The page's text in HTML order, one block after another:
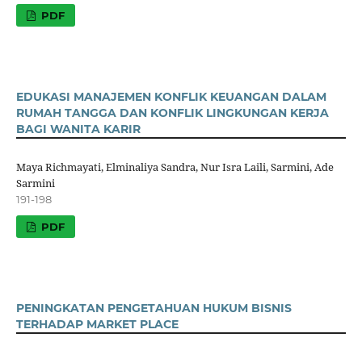
PDF
EDUKASI MANAJEMEN KONFLIK KEUANGAN DALAM
RUMAH TANGGA DAN KONFLIK LINGKUNGAN KERJA
BAGI WANITA KARIR
Maya Richmayati, Elminaliya Sandra, Nur Isra Laili, Sarmini, Ade
Sarmini
191-198
PDF
PENINGKATAN PENGETAHUAN HUKUM BISNIS
TERHADAP MARKET PLACE